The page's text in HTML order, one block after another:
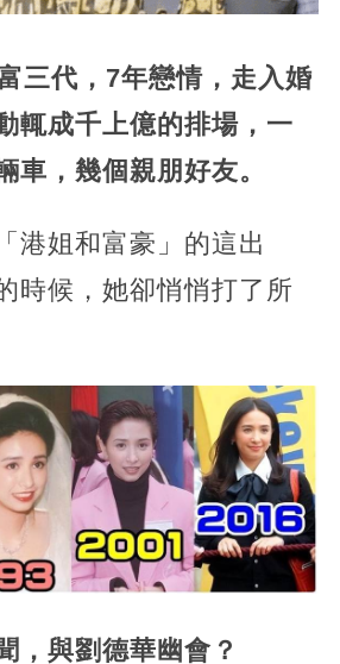
三代，7年戀情，走入婚
輒成千上億的排場，一
車，幾個親朋好友。
港姐和富豪」的這出
時候，她卻悄悄打了所
，與劉德華幽會？